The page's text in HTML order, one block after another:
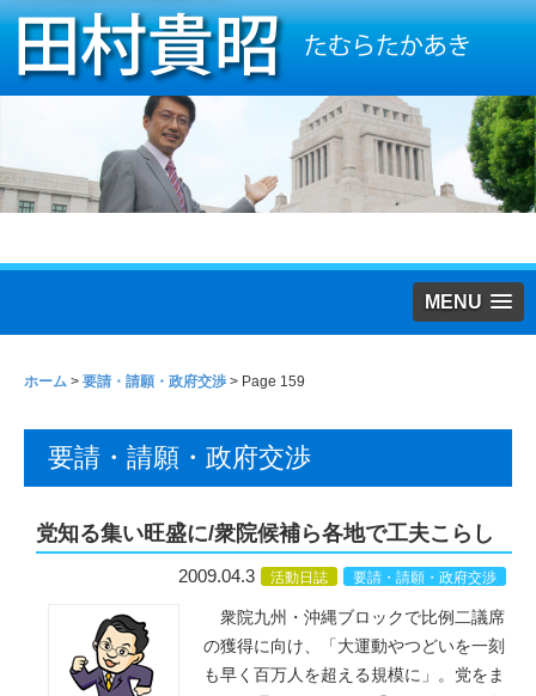
MENU
ホーム > 要請・請願・政府交渉 > Page 159
要請・請願・政府交渉
党知る集い旺盛に/衆院候補ら各地で工夫こらし
2009.04.3 活動日誌 要請・請願・政府交渉
衆院九州・沖縄ブロックで比例二議席
の獲得に向け、「大運動やつどいを一刻
も早く百万人を超える規模に」。党をま